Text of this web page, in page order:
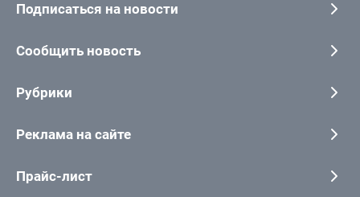
Подписаться на новости
Сообщить новость
Рубрики
Реклама на сайте
Прайс-лист